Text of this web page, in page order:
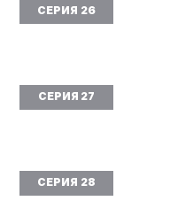
СЕРИЯ 26
СЕРИЯ 27
СЕРИЯ 28